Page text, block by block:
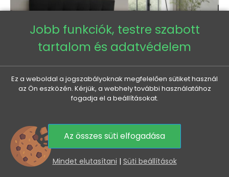
Franciaágy 180x200 tárolóhellyel STIG 2 - antracit
Normál
ár
284 635 Ft Ár
258 440 Ft
0
Jobb funkciók, testre szabott
tartalom és adatvédelem
Ez a weboldal a jogszabályoknak megfelelően sütiket használ
az Ön eszközén. Kérjük, a webhely további használatához
fogadja el a beállításokat.
Az összes süti elfogadása
Mindet elutasítani | Süti beállítások